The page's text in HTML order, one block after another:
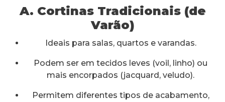
A. Cortinas Tradicionais (de
Varão)
Ideais para salas, quartos e varandas.
Podem ser em tecidos leves (voil, linho) ou
mais encorpados (jacquard, veludo).
Permitem diferentes tipos de acabamento,